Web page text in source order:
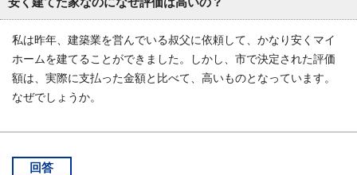
私は昨年、建築業を営んでいる叔父に依頼して、かなり安くマイ
ホームを建てることができました。しかし、市で決定された評価
額は、実際に支払った金額と比べて、高いものとなっています。
なぜでしょうか。
回答